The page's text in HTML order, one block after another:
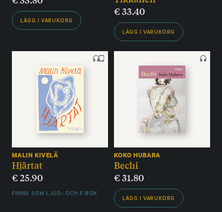
LÄGG I VARUKORG
€33.40
LÄGG I VARUKORG
MALIN KIVELÄ
Hjärtat
€25.90
FINNS SOM LJUD- OCH E-BOK
KOKO HUBARA
Bechi
€31.80
LÄGG I VARUKORG